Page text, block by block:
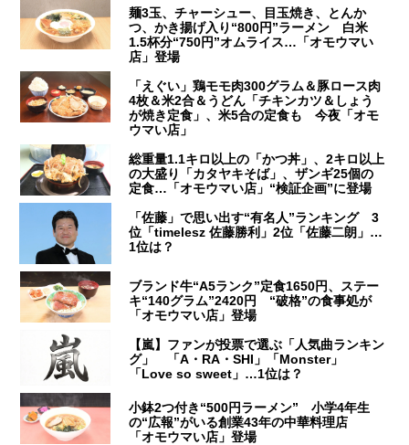
麺3玉、チャーシュー、目玉焼き、とんか
つ、かき揚げ入り“800円”ラーメン 白米
1.5杯分“750円”オムライス…「オモウマい
店」登場
「えぐい」鶏モモ肉300グラム＆豚ロース肉
4枚＆米2合＆うどん「チキンカツ＆しょう
が焼き定食」、米5合の定食も 今夜「オモ
ウマい店」
総重量1.1キロ以上の「かつ丼」、2キロ以上
の大盛り「カタヤキそば」、ザンギ25個の
定食…「オモウマい店」“検証企画”に登場
「佐藤」で思い出す“有名人”ランキング 3
位「timelesz 佐藤勝利」2位「佐藤二朗」…
1位は？
ブランド牛“A5ランク”定食1650円、ステー
キ“140グラム”2420円 “破格”の食事処が
「オモウマい店」登場
【嵐】ファンが投票で選ぶ「人気曲ランキン
グ」 「A・RA・SHI」「Monster」
「Love so sweet」…1位は？
小鉢2つ付き“500円ラーメン” 小学4年生
の“広報”がいる創業43年の中華料理店
「オモウマい店」登場